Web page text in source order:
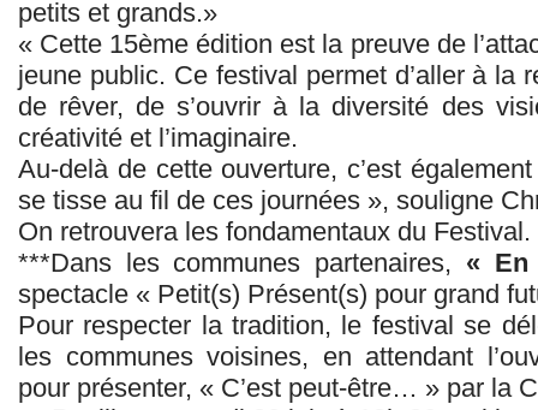
petits et grands.»
« Cette 15ème édition est la preuve de
jeune public. Ce festival permet d’aller à la
de rêver, de s’ouvrir à la diversité des
créativité et l’imaginaire.
Au-delà de cette ouverture, c’est
se tisse au fil de ces journées », souligne
On retrouvera les fondamentaux du Festival.
***Dans les communes partenaires, « En
spectacle « Petit(s) Présent(s) pour grand
Pour respecter la tradition, le festival se
les communes voisines, en attendant
pour présenter, « C’est peut-être… » par la